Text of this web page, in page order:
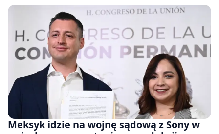
Meksyk idzie na wojnę sądową z Sony w